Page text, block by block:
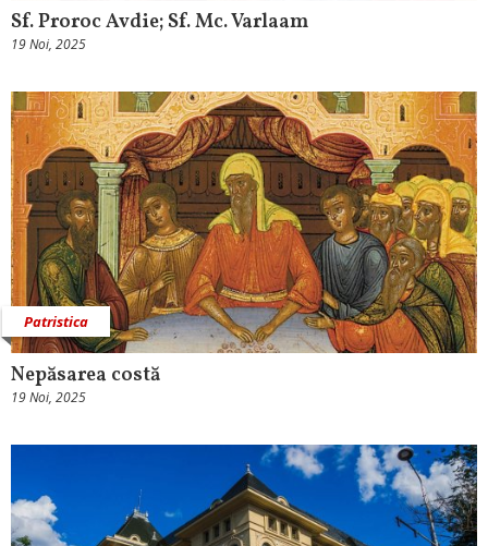
Sf. Proroc Avdie; Sf. Mc. Varlaam
19 Noi, 2025
Patristica
Nepăsarea costă
19 Noi, 2025